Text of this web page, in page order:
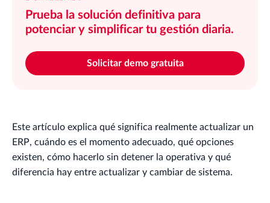
Prueba la solución definitiva para
potenciar y simplificar tu gestión diaria.
Solicitar demo gratuita
Este artículo explica qué significa realmente actualizar un
ERP, cuándo es el momento adecuado, qué opciones
existen, cómo hacerlo sin detener la operativa y qué
diferencia hay entre actualizar y cambiar de sistema.